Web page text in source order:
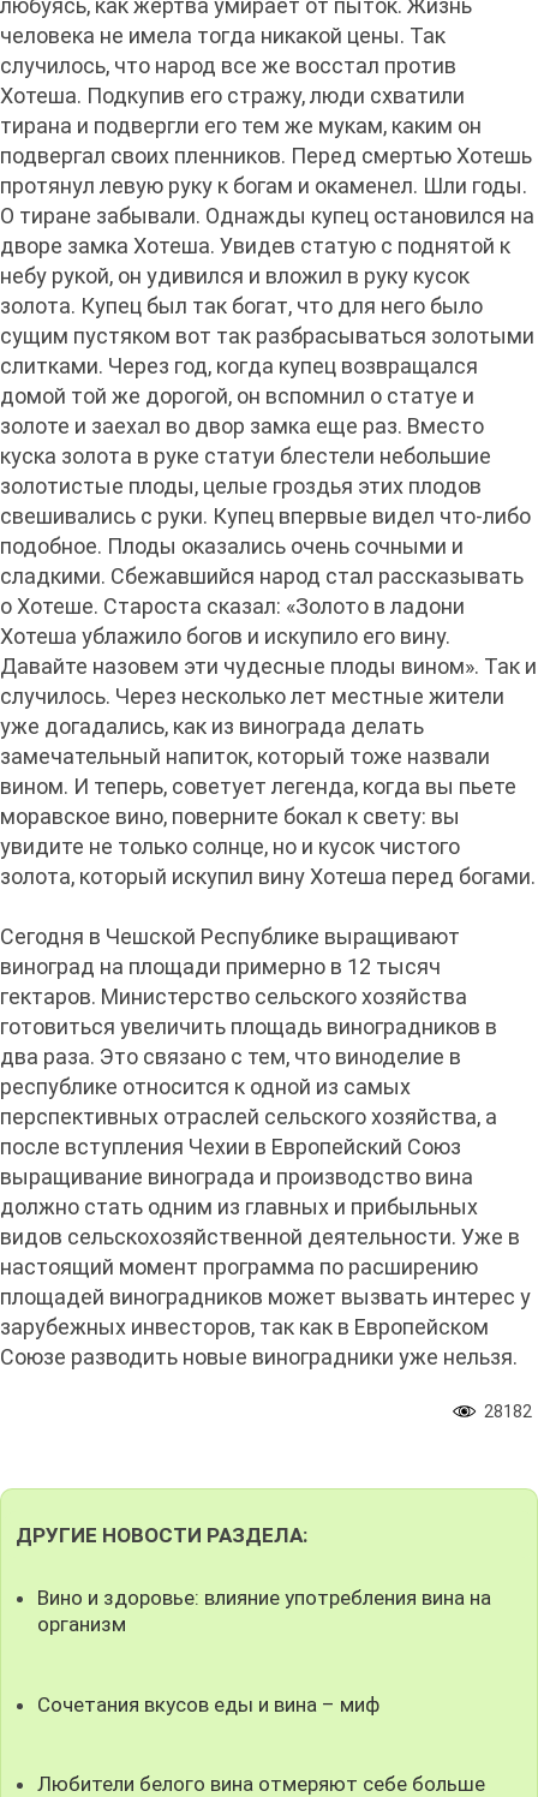
любуясь, как жертва умирает от пыток. Жизнь
человека не имела тогда никакой цены. Так
случилось, что народ все же восстал против
Хотеша. Подкупив его стражу, люди схватили
тирана и подвергли его тем же мукам, каким он
подвергал своих пленников. Перед смертью Хотешь
протянул левую руку к богам и окаменел. Шли годы.
О тиране забывали. Однажды купец остановился на
дворе замка Хотеша. Увидев статую с поднятой к
небу рукой, он удивился и вложил в руку кусок
золота. Купец был так богат, что для него было
сущим пустяком вот так разбрасываться золотыми
слитками. Через год, когда купец возвращался
домой той же дорогой, он вспомнил о статуе и
золоте и заехал во двор замка еще раз. Вместо
куска золота в руке статуи блестели небольшие
золотистые плоды, целые гроздья этих плодов
свешивались с руки. Купец впервые видел что-либо
подобное. Плоды оказались очень сочными и
сладкими. Сбежавшийся народ стал рассказывать
о Хотеше. Староста сказал: «Золото в ладони
Хотеша ублажило богов и искупило его вину.
Давайте назовем эти чудесные плоды вином». Так и
случилось. Через несколько лет местные жители
уже догадались, как из винограда делать
замечательный напиток, который тоже назвали
вином. И теперь, советует легенда, когда вы пьете
моравское вино, поверните бокал к свету: вы
увидите не только солнце, но и кусок чистого
золота, который искупил вину Хотеша перед богами.
Сегодня в Чешской Республике выращивают
виноград на площади примерно в 12 тысяч
гектаров. Министерство сельского хозяйства
готовиться увеличить площадь виноградников в
два раза. Это связано с тем, что виноделие в
республике относится к одной из самых
перспективных отраслей сельского хозяйства, а
после вступления Чехии в Европейский Союз
выращивание винограда и производство вина
должно стать одним из главных и прибыльных
видов сельскохозяйственной деятельности. Уже в
настоящий момент программа по расширению
площадей виноградников может вызвать интерес у
зарубежных инвесторов, так как в Европейском
Союзе разводить новые виноградники уже нельзя.
28182
ДРУГИЕ НОВОСТИ РАЗДЕЛА:
Вино и здоровье: влияние употребления вина на
организм
Сочетания вкусов еды и вина – миф
Любители белого вина отмеряют себе больше